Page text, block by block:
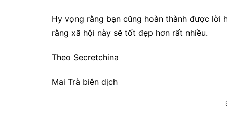
Hy vọng rằng bạn cũng hoàn thành được
rằng xã hội này sẽ tốt đẹp hơn rất nhiều.
Theo Secretchina
Mai Trà biên dịch